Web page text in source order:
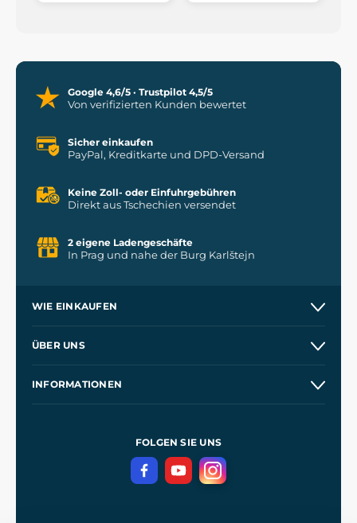
Google 4,6/5 · Trustpilot 4,5/5
Von verifizierten Kunden bewertet
Sicher einkaufen
PayPal, Kreditkarte und DPD-Versand
Keine Zoll- oder Einfuhrgebühren
Direkt aus Tschechien versendet
2 eigene Ladengeschäfte
In Prag und nahe der Burg Karlštejn
WIE EINKAUFEN
Kontakt
ÜBER UNS
INFORMATIONEN
DatenschutzerklärungFOLGEN SIE UNS